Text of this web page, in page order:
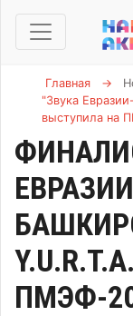
Главная →
"Звука
выступила на
ПМЭФ-